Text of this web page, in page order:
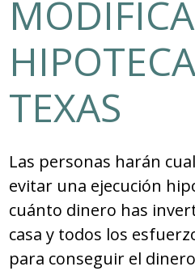
TEXAS
Las personas harán
evitar una ejecución
cuánto dinero has
casa y todos los
para conseguir el